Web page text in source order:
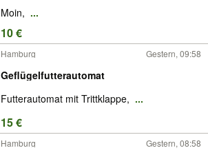
Moin, ...
10 €
Hamburg Gestern, 09:58
Geflügelfutterautomat
Futterautomat mit Trittklappe, ...
15 €
Hamburg Gestern, 08:58